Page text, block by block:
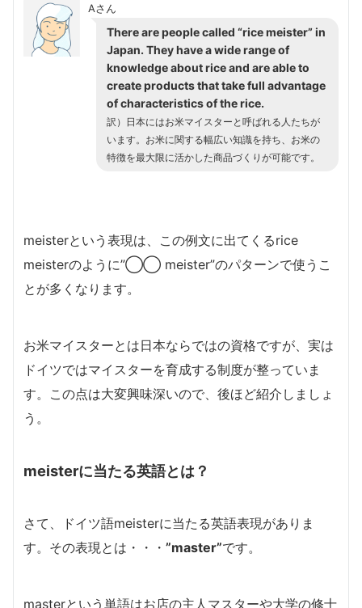
Aさん
There are people called “rice meister” in
Japan. They have a wide range of
knowledge about rice and are able to
create products that take full advantage
of characteristics of the rice.
訳）日本にはお米マイスターと呼ばれる人たちが
います。お米に関する幅広い知識を持ち、お米の
特徴を最大限に活かした商品づくりが可能です。
meisterという表現は、この例文に出てくるrice
meisterのように”◯◯ meister”のパターンで使うこ
とが多くなります。
お米マイスターとは日本ならではの資格ですが、実は
ドイツではマイスターを育成する制度が整っていま
す。この点は大変興味深いので、後ほど紹介しましょ
う。
meisterに当たる英語とは？
さて、ドイツ語meisterに当たる英語表現がありま
す。その表現とは・・・ ”master”です。
masterという単語はお店の主人マスターや大学の修士